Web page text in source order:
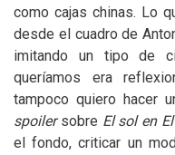
como cajas chinas. Lo
desde el cuadro de
imitando un tipo de
queríamos era
tampoco quiero hacer
spoilersobre El sol en
el fondo, criticar un